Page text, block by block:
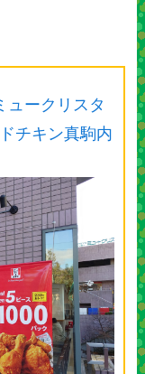
ュークリスタ
チキン真駒内